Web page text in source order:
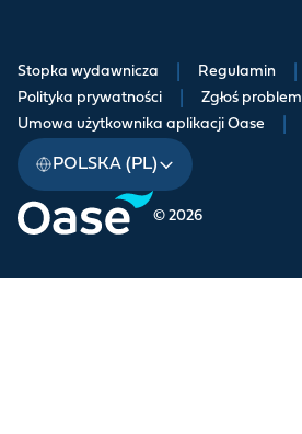
© 2026
Stopka wydawnicza Regulamin
Polityka prywatności Zgłoś problem
Umowa użytkownika aplikacji Oase
POLSKA (PL)